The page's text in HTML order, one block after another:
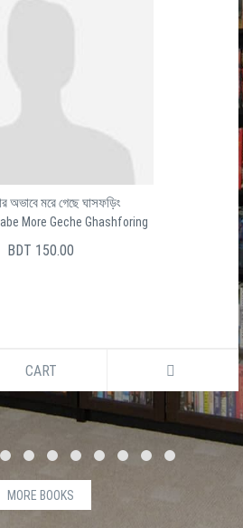
অভাবে মরে গেছে ঘাসফড়িং
More Geche Ghashforing
BDT 150.00
CART
MORE BOOKS